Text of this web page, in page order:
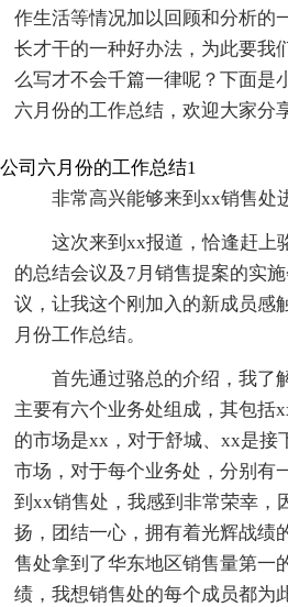
作生活等情况加以回顾和分析的
长才干的一种好办法，为此要我
么写才不会千篇一律呢？下面是
六月份的工作总结，欢迎大家分
公司六月份的工作总结1
非常高兴能够来到xx销售处
这次来到xx报道，恰逢赶上
的总结会议及7月销售提案的实
议，让我这个刚加入的新成员感
月份工作总结。
首先通过骆总的介绍，我了
主要有六个业务处组成，其包括
的市场是xx，对于舒城、xx是接
市场，对于每个业务处，分别有
到xx销售处，我感到非常荣幸，
扬，团结一心，拥有着光辉战绩
售处拿到了华东地区销售量第一
绩，我想销售处的每个成员都为